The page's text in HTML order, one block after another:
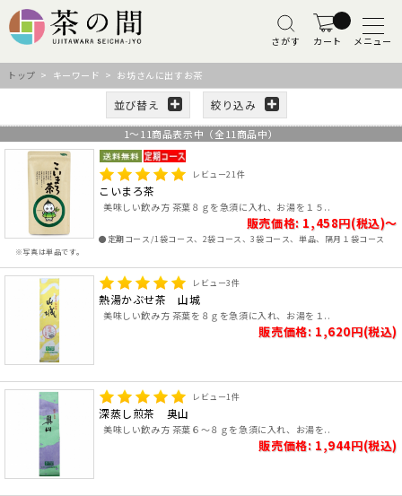
さがす カート メニュー
トップ > キーワード > お坊さんに出すお茶
並び替え 絞り込み
1～ 11商品表示中（全 11商品中）
※写真は単品です。
レビュー21件
こいまろ茶
美味しい飲み方 茶葉８ｇを急須に入れ、お湯を１５..
販売価格: 1,458円(税込)～
●定期コース/1袋コース、2袋コース、3袋コース、単品、隔月１袋コース
レビュー3件
熱湯かぶせ茶 山城
美味しい飲み方 茶葉を８ｇを急須に入れ、お湯を１..
販売価格: 1,620円(税込)
レビュー1件
深蒸し煎茶 奥山
美味しい飲み方 茶葉６～８ｇを急須に入れ、お湯を..
販売価格: 1,944円(税込)